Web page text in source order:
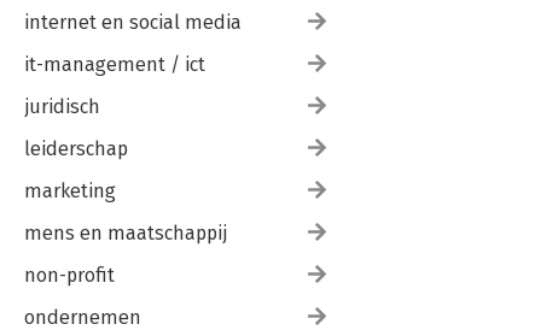
internet en social media
it-management / ict
juridisch
leiderschap
marketing
mens en maatschappij
non-profit
ondernemen